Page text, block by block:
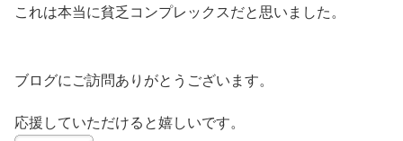
これは本当に貧乏コンプレックスだと思いました。
ブログにご訪問ありがとうございます。
応援していただけると嬉しいです。